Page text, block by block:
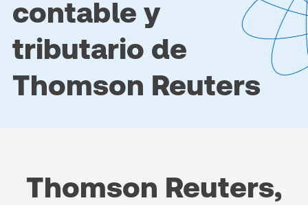
contable y
tributario de
Thomson Reuters
Thomson Reuters,